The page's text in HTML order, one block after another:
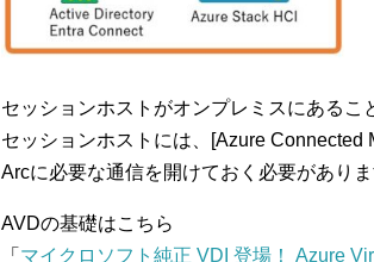
セッションホストがオンプレミスにある
セッションホストには、[Azure
Arcに必要な通信を開けておく必要があり
AVDの基礎はこちら
「 マイクロソフト純正 VDI 登場！ Azure